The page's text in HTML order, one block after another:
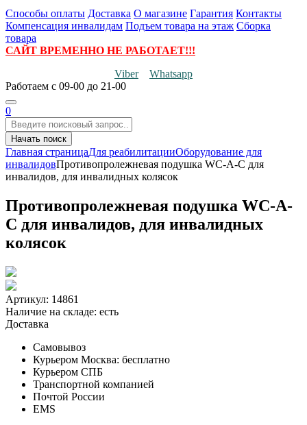
Способы оплаты Доставка О магазине Гарантия Контакты
Компенсация инвалидам Подъем товара на этаж Сборка
товара
САЙТ ВРЕМЕННО НЕ РАБОТАЕТ!!!
Viber
Whatsapp
Работаем с 09-00 до 21-00
0
Начать поиск
Главная страницаДля реабилитацииОборудование для
инвалидовПротивопролежневая подушка WC-A-C для
инвалидов, для инвалидных колясок
Противопролежневая подушка WC-A-
C для инвалидов, для инвалидных
колясок
Артикул: 14861
Наличие на складе: есть
Доставка
Самовывоз
Курьером Москва: бесплатно
Курьером СПБ
Транспортной компанией
Почтой России
EMS